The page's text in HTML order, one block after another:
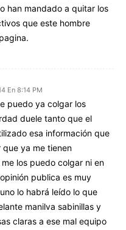
han mandado a quitar los
que este hombre
En 8:14 PM
puedo ya colgar los
duele tanto que el
esa información que
ya me tienen
los puedo colgar ni en
publica es muy
lo habrá leído lo que
manilva sabinillas y
claras a ese mal equipo